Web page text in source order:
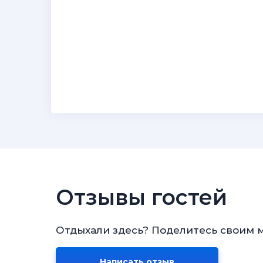
Отзывы гостей
Отдыхали здесь? Поделитесь своим